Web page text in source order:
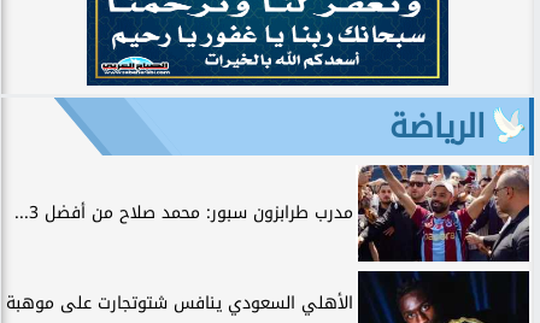
الرياضة
مدرب طرابزون سبور: محمد صلاح من أفضل 3...
الأهلي السعودي ينافس شتوتجارت على موهبة